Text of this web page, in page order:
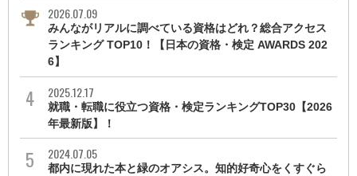
2026.07.09
みんながリアルに調べている資格はどれ？総合アクセス
ランキング TOP10！【日本の資格・検定 AWARDS 202
6】
2025.12.17
就職・転職に役立つ資格・検定ランキングTOP30【2026
年最新版】！
2024.07.05
都内に現れた本と緑のオアシス。知的好奇心をくすぐら